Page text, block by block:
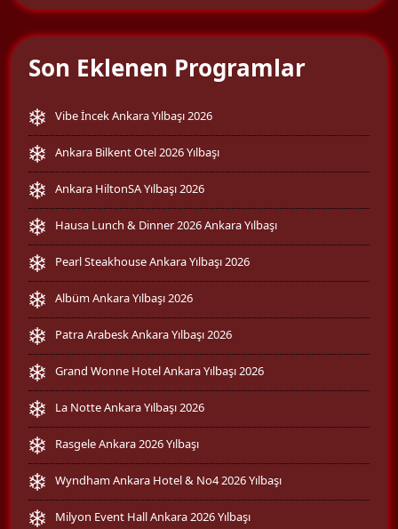
Son Eklenen Programlar
Vibe İncek Ankara Yılbaşı 2026
Ankara Bilkent Otel 2026 Yılbaşı
Ankara HiltonSA Yılbaşı 2026
Hausa Lunch & Dinner 2026 Ankara Yılbaşı
Pearl Steakhouse Ankara Yılbaşı 2026
Albüm Ankara Yılbaşı 2026
Patra Arabesk Ankara Yılbaşı 2026
Grand Wonne Hotel Ankara Yılbaşı 2026
La Notte Ankara Yılbaşı 2026
Rasgele Ankara 2026 Yılbaşı
Wyndham Ankara Hotel & No4 2026 Yılbaşı
Milyon Event Hall Ankara 2026 Yılbaşı